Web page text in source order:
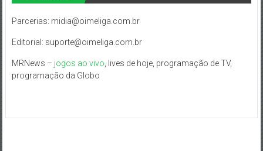
Parcerias: midia@oimeliga.com.br
Editorial: suporte@oimeliga.com.br
MRNews – jogos ao vivo , lives de hoje, programação de TV,
programação da Globo